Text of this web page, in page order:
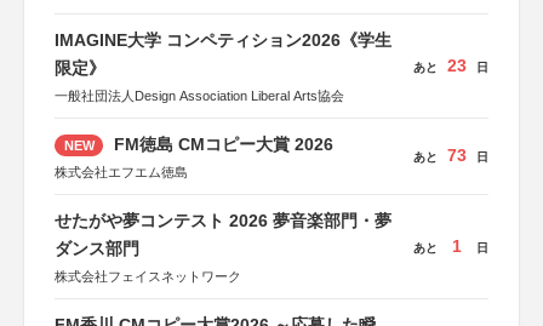
IMAGINE大学 コンペティション2026《学生
限定》
一般社団法人Design Association Liberal Arts協会
あと 23 日
NEW FM徳島 CMコピー大賞 2026
株式会社エフエム徳島
あと 73 日
せたがや夢コンテスト 2026 夢音楽部門・夢
ダンス部門
株式会社フェイスネットワーク
あと 1 日